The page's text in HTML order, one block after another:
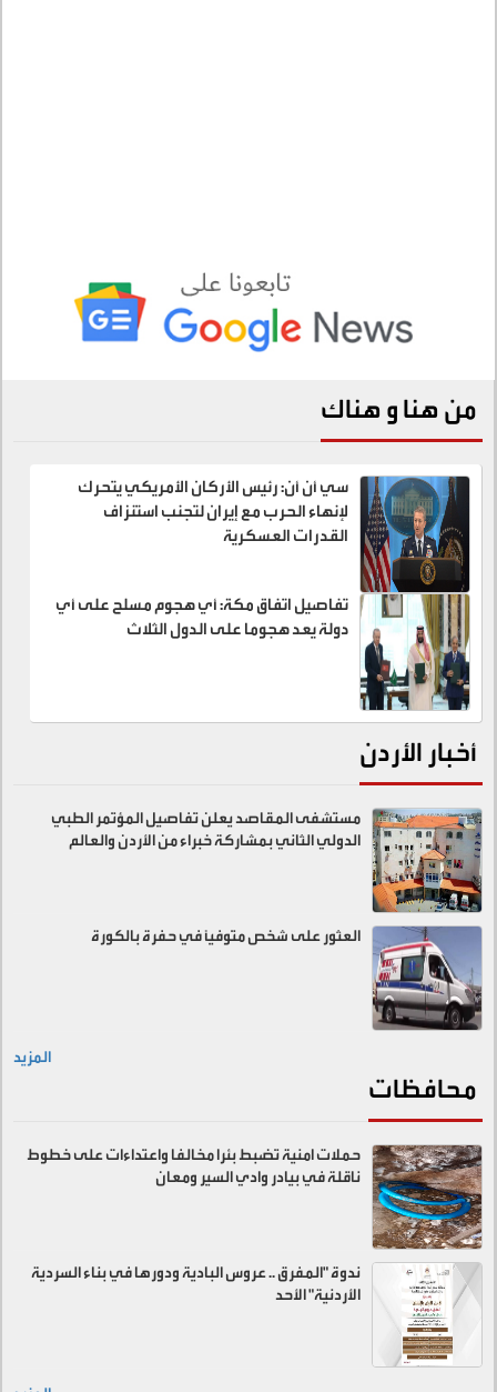
من هنا و هناك
سي أن أن: رئيس الأركان الأمريكي يتحرك
لإنهاء الحرب مع إيران لتجنب استنزاف
القدرات العسكرية
تفاصيل اتفاق مكة: أي هجوم مسلح على أي
دولة يعد هجوما على الدول الثلاث
أخبار الأردن
مستشفى المقاصد يعلن تفاصيل المؤتمر الطبي
الدولي الثاني بمشاركة خبراء من الأردن والعالم
العثور على شخص متوفيًا في حفرة بالكورة
المزيد
محافظات
حملات امنية تضبط بئرا مخالفا واعتداءات على خطوط
ناقلة في بيادر وادي السير ومعان
ندوة "المفرق .. عروس البادية ودورها في بناء السردية
الأردنية" الأحد